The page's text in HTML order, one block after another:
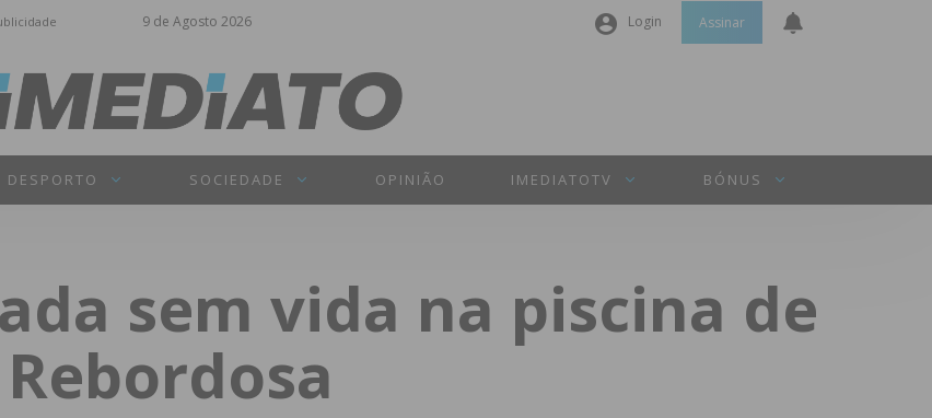
9 de Agosto 2026 Login
Senha
INICIAR SESSÃO
Assinar
DESPORTO SOCIEDADE OPINIÃO IMEDIATOTV BÓNUS
sem vida na piscina de